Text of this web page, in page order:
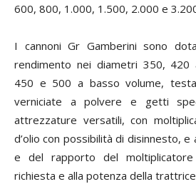
600, 800, 1.000, 1.500, 2.000 e
I cannoni Gr Gamberini sono
rendimento nei diametri 350, 420
450 e 500 a basso volume,
verniciate a polvere e getti
attrezzature versatili, con
d’olio con possibilità di disinnesto, e
e del rapporto del
richiesta e alla potenza della